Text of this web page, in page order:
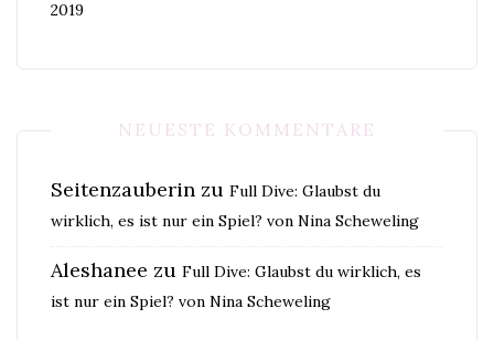
2019
NEUESTE KOMMENTARE
Seitenzauberin zu Full Dive: Glaubst du
wirklich, es ist nur ein Spiel? von Nina Scheweling
Aleshanee zu Full Dive: Glaubst du wirklich, es
ist nur ein Spiel? von Nina Scheweling